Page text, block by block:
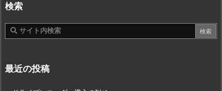
検索
最近の投稿